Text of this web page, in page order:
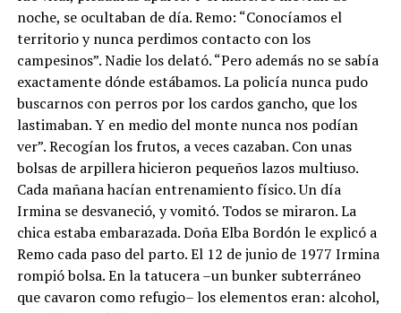
noche, se ocultaban de día. Remo: “Conocíamos el
territorio y nunca perdimos contacto con los
campesinos”. Nadie los delató. “Pero además no se sabía
exactamente dónde estábamos. La policía nunca pudo
buscarnos con perros por los cardos gancho, que los
lastimaban. Y en medio del monte nunca nos podían
ver”. Recogían los frutos, a veces cazaban. Con unas
bolsas de arpillera hicieron pequeños lazos multiuso.
Cada mañana hacían entrenamiento físico. Un día
Irmina se desvaneció, y vomitó. Todos se miraron. La
chica estaba embarazada. Doña Elba Bordón le explicó a
Remo cada paso del parto. El 12 de junio de 1977 Irmina
rompió bolsa. En la tatucera –un bunker subterráneo
que cavaron como refugio– los elementos eran: alcohol,